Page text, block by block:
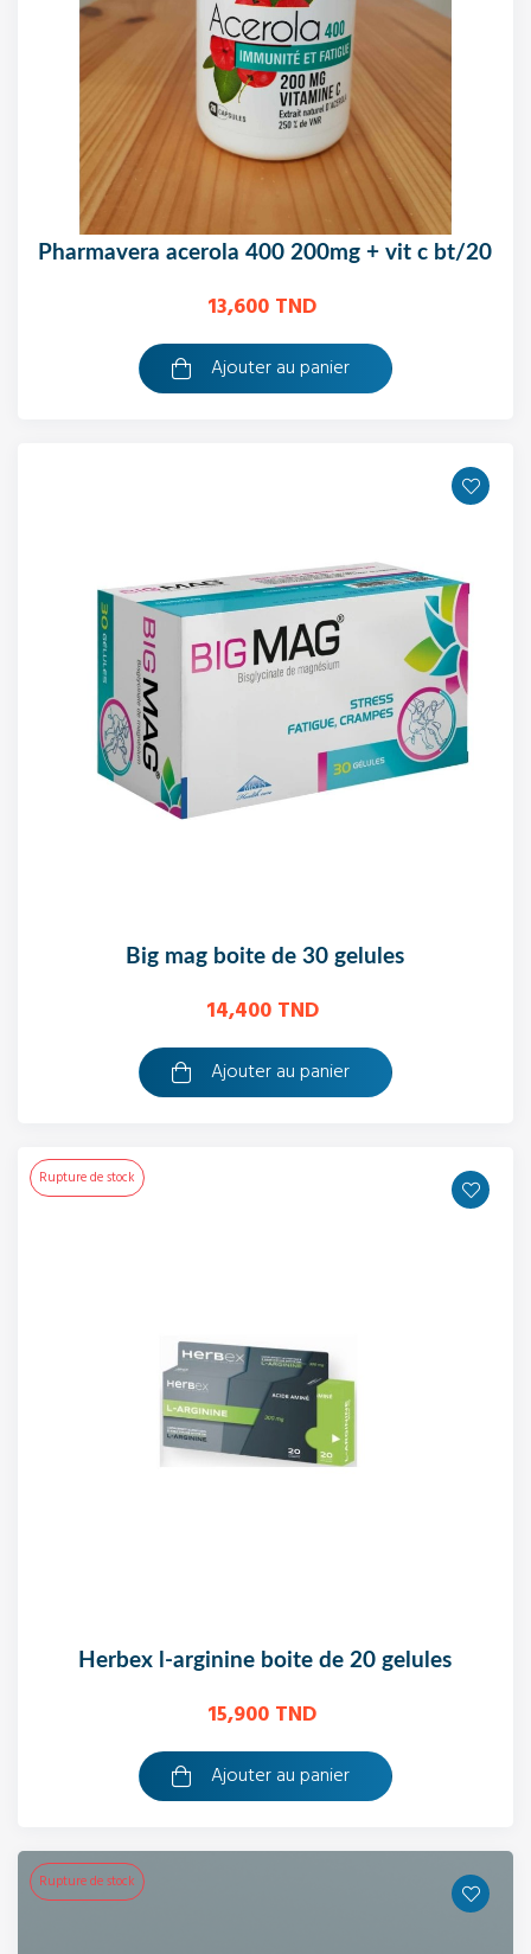
pharmavera acerola 400 200mg + vit c bt/20
13,600 TND
Ajouter au panier
big mag boite de 30 gelules
14,400 TND
Ajouter au panier
Rupture de stock
herbex l-arginine boite de 20 gelules
15,900 TND
Ajouter au panier
Rupture de stock